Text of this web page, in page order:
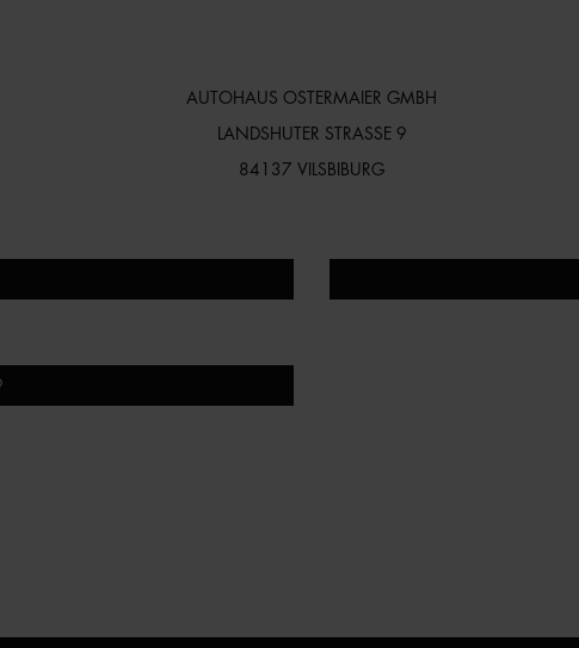
AUTOHAUS OSTERMAIER GMBH
LANDSHUTER STRASSE 9
84137 VILSBIBURG